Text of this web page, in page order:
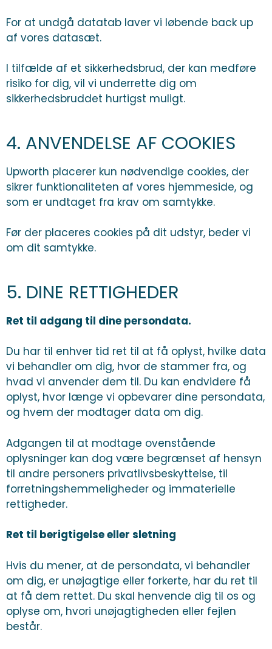
For at undgå datatab laver vi løbende back up
af vores datasæt.
I tilfælde af et sikkerhedsbrud, der kan medføre
risiko for dig, vil vi underrette dig om
sikkerhedsbruddet hurtigst muligt.
4. ANVENDELSE AF COOKIES
Upworth placerer kun nødvendige cookies, der
sikrer funktionaliteten af vores hjemmeside, og
som er undtaget fra krav om samtykke.
Før der placeres cookies på dit udstyr, beder vi
om dit samtykke.
5. DINE RETTIGHEDER
Ret til adgang til dine persondata.
Du har til enhver tid ret til at få oplyst, hvilke data
vi behandler om dig, hvor de stammer fra, og
hvad vi anvender dem til. Du kan endvidere få
oplyst, hvor længe vi opbevarer dine persondata,
og hvem der modtager data om dig.
Adgangen til at modtage ovenstående
oplysninger kan dog være begrænset af hensyn
til andre personers privatlivsbeskyttelse, til
forretningshemmeligheder og immaterielle
rettigheder.
Ret til berigtigelse eller sletning
Hvis du mener, at de persondata, vi behandler
om dig, er unøjagtige eller forkerte, har du ret til
at få dem rettet. Du skal henvende dig til os og
oplyse om, hvori unøjagtigheden eller fejlen
består.